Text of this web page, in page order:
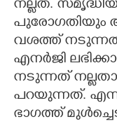
നല്ലത്.
പുരോഗതിയും
വശത്ത്
എനർജി
നടുന്നത്
പറയുന്നത്.
ഭാഗത്ത്